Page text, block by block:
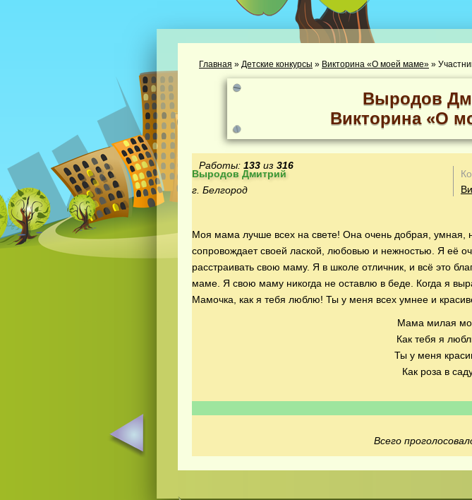
Главная » Детские конкурсы » Викторина «О моей маме» »
Выродов
Викторина «О
Работы: 133 из 316
Выродов Дмитрий
г. Белгород
Моя мама лучше всех на свете! Она очень добрая,
сопровождает своей лаской, любовью и нежностью. Я её
расстраивать свою маму. Я в школе отличник, и всё это
маме. Я свою маму никогда не оставлю в беде. Когда я
Мамочка, как я тебя люблю! Ты у меня всех умнее и
Мама милая
Как тебя я
Ты у меня
Как роза в
Всего